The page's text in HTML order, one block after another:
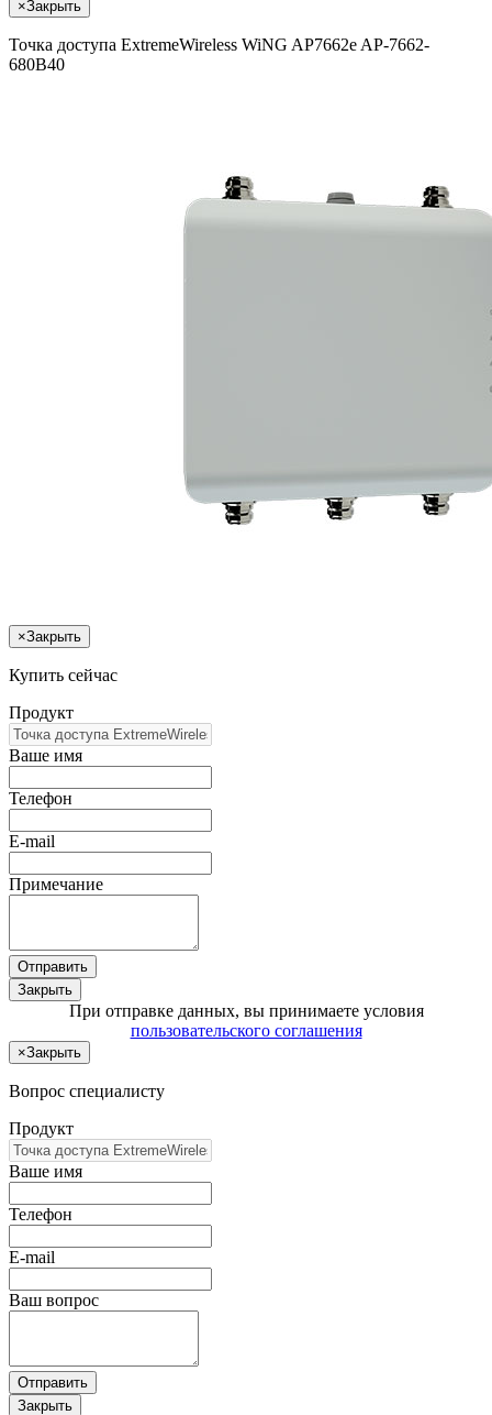
×Закрыть
Точка доступа ExtremeWireless WiNG AP7662e AP-7662-
680B40
×Закрыть
Купить сейчас
Продукт
Ваше имя
Телефон
E-mail
Примечание
Отправить
Закрыть
При отправке данных, вы принимаете условия
пользовательского соглашения
×Закрыть
Вопрос специалисту
Продукт
Ваше имя
Телефон
E-mail
Ваш вопрос
Отправить
Закрыть